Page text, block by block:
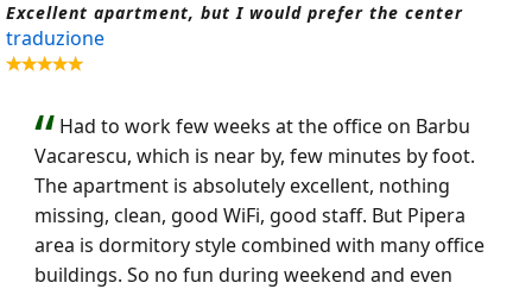
Excellent apartment, but I would prefer the center
traduzione
Had to work few weeks at the office on Barbu
Vacarescu, which is near by, few minutes by foot.
The apartment is absolutely excellent, nothing
missing, clean, good WiFi, good staff. But Pipera
area is dormitory style combined with many office
buildings. So no fun during weekend and even